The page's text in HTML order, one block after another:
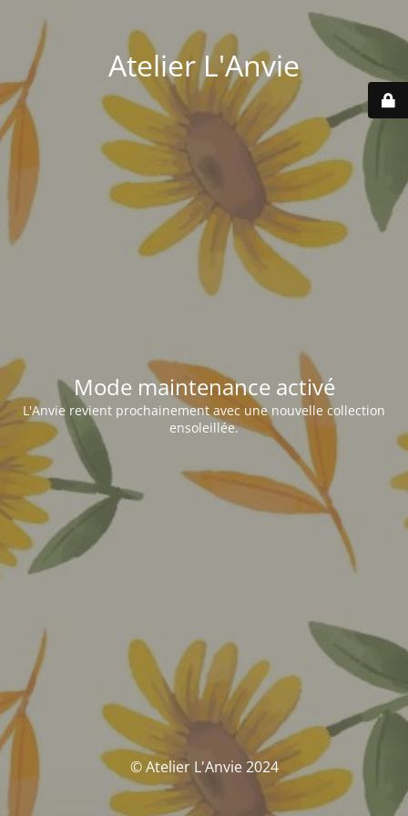
Atelier L'Anvie
Mode maintenance activé
L'Anvie revient prochainement avec une nouvelle collection
ensoleillée.
© Atelier L'Anvie 2024